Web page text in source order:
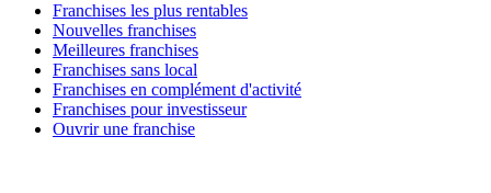
Franchises les plus rentables
Nouvelles franchises
Meilleures franchises
Franchises sans local
Franchises en complément d'activité
Franchises pour investisseur
Ouvrir une franchise